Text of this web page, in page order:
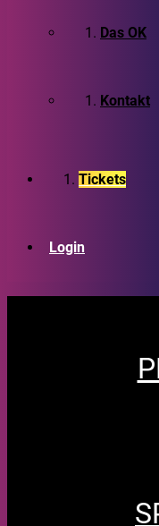
Das OK
Kontakt
Tickets
Login